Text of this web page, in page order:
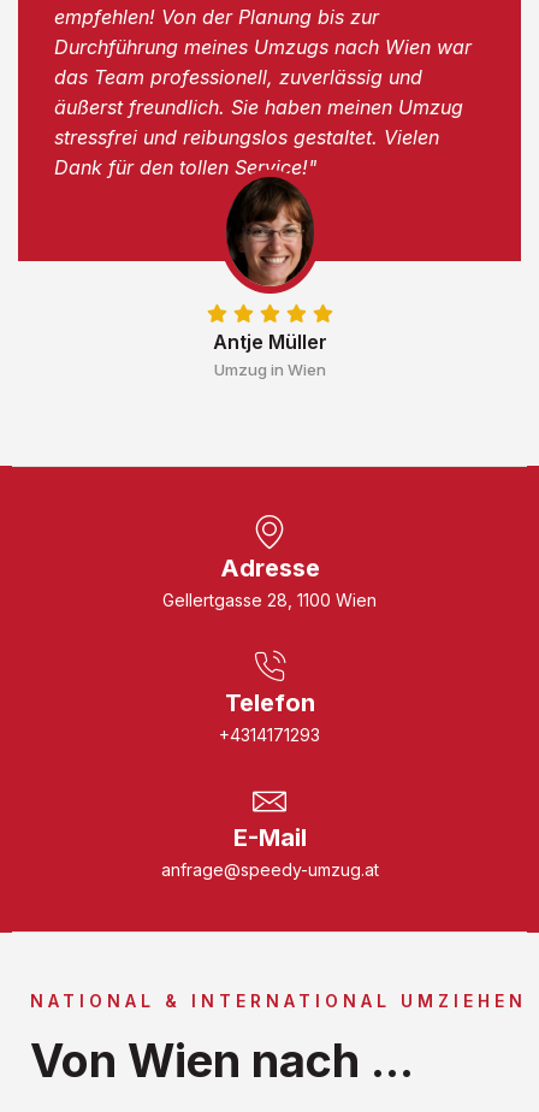
Antje Müller
Umzug in Wien
empfehlen! Von der Planung bis zur
Durchführung meines Umzugs nach Wien war
das Team professionell, zuverlässig und
äußerst freundlich. Sie haben meinen Umzug
stressfrei und reibungslos gestaltet. Vielen
Dank für den tollen Service!"
Adresse
Gellertgasse 28, 1100 Wien
Telefon
+4314171293
E-Mail
anfrage@speedy-umzug.at
NATIONAL & INTERNATIONAL UMZIEHEN
Von Wien nach ...